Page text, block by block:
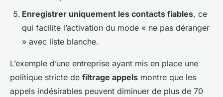
Enregistrer uniquement les contacts fiables, ce
qui facilite l’activation du mode « ne pas déranger
» avec liste blanche.
L’exemple d’une entreprise ayant mis en place une
politique stricte de filtrage appels montre que les
appels indésirables peuvent diminuer de plus de 70